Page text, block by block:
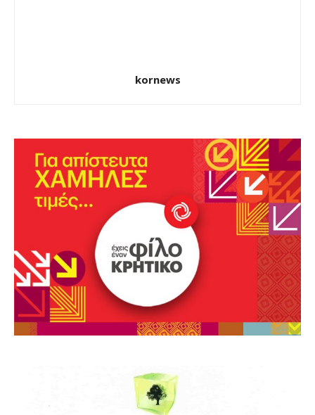
kornews